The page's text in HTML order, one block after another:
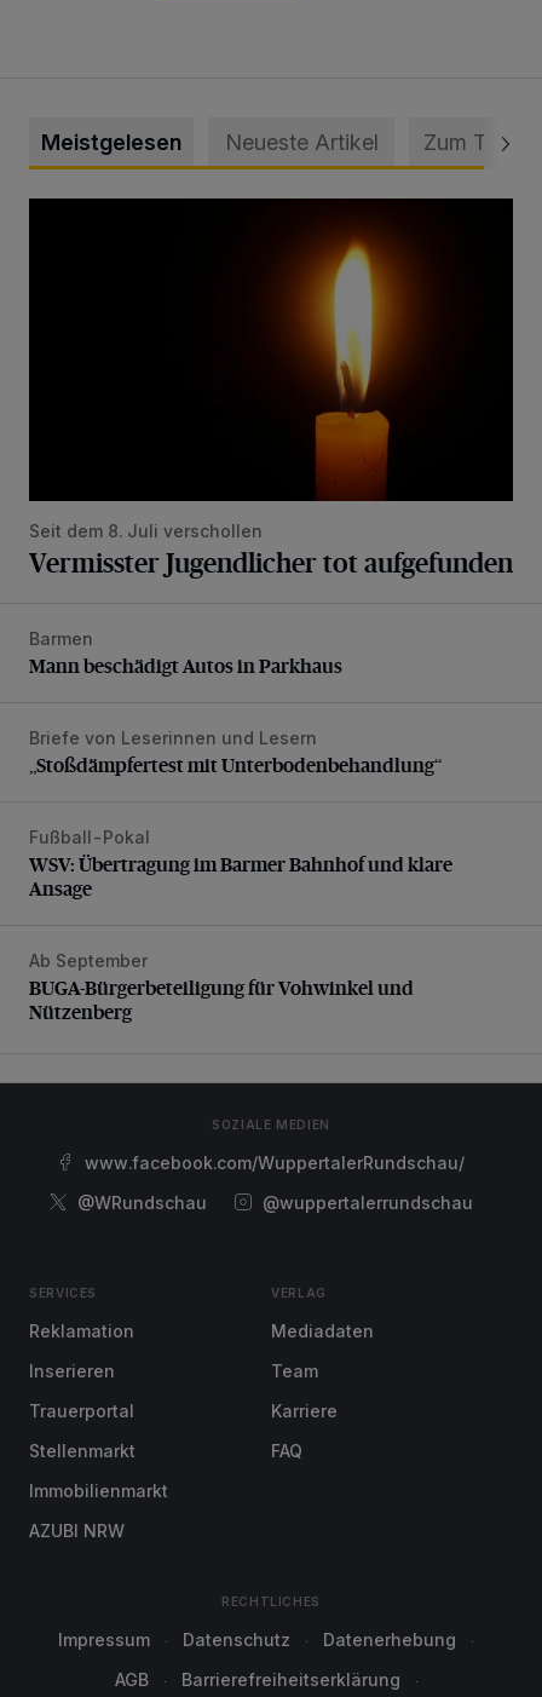
Meistgelesen Neueste Artikel Zum Thema
Seit dem 8. Juli verschollen
Vermisster Jugendlicher tot aufgefunden
Mann beschädigt Autos in Parkhaus
Barmen
Mann beschädigt Autos in Parkhaus
„Stoßdämpfertest mit Unterbodenbehandlung“
Briefe von Leserinnen und Lesern
„Stoßdämpfertest mit Unterbodenbehandlung“
WSV: Übertragung im Barmer Bahnhof und klare Ansage
Fußball-Pokal
WSV: Übertragung im Barmer Bahnhof und klare
Ansage
BUGA-Bürgerbeteiligung für Vohwinkel und Nützenberg
Ab September
BUGA-Bürgerbeteiligung für Vohwinkel und
Nützenberg
SOZIALE MEDIEN
www.facebook.com/WuppertalerRundschau/
@WRundschau
@wuppertalerrundschau
SERVICES
Reklamation
Inserieren
Trauerportal
Stellenmarkt
Immobilienmarkt
AZUBI NRW
VERLAG
Mediadaten
Team
Karriere
FAQ
RECHTLICHES
Impressum Datenschutz
Datenerhebung
AGB
Barrierefreiheitserklärung